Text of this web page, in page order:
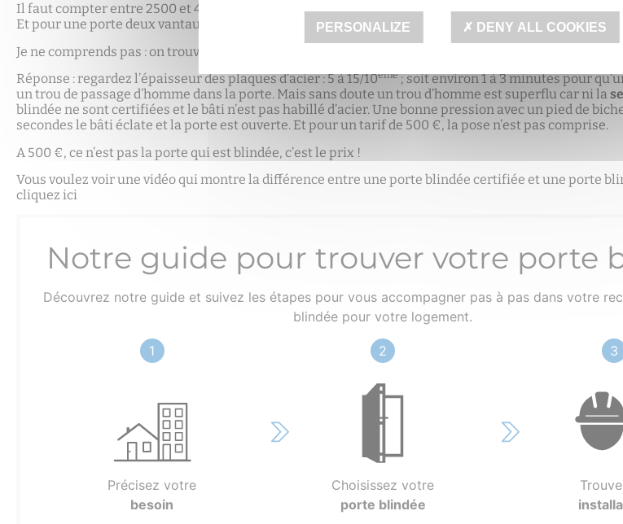
Il faut compter entre 2500 et 4000 euros suivant le modèle et les options que vous choisissez.
Et pour une porte deux vantaux : entre 4500 et 7000 euros.
Je ne comprends pas : on trouve sur le marché des « portes blindées » à 500€ ; Pourquoi un tel écart
Réponse : regardez l’épaisseur des plaques d’acier : 5 à 15/10ème; soit environ 1 à 3 minutes pour
un trou de passage d’homme dans la porte. Mais sans doute un trou d’homme est superflu car ni la
blindée ne sont certifiées et le bâti n’est pas habillé d’acier. Une bonne pression avec un pied de
secondes le bâti éclate et la porte est ouverte. Et pour un tarif de 500 €, la pose n’est pas comprise.
A 500 €, ce n’est pas la porte qui est blindée, c’est le prix !
Vous voulez voir une vidéo qui montre la différence entre une porte blindée certifiée et une porte
cliquez ici
Notre guide pour trouver votre porte
Découvrez notre guide et suivez les étapes pour vous accompagner pas à pas dans votre
blindée pour votre logement.
1
Précisez votre
besoin
2
Choisissez votre
porte blindée
3
PERSONALIZE DENY ALL COOKIES